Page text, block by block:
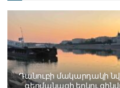
Դանուբի մակարդակի
գերմանացի երկու